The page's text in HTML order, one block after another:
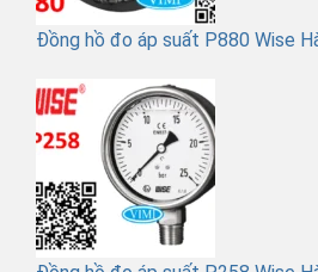
Đồng hồ đo áp suất P880 Wise